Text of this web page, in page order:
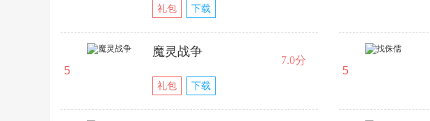
礼包 下载
5
魔灵战争
礼包 下载
7.0分
5